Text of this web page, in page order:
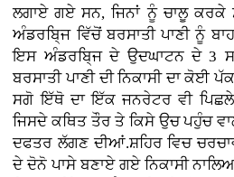
ਲਗਾਏ ਗਏ ਸਨ, ਜਿਨਾਂ ਨੂੰ ਚਾਲੂ
ਅੰਡਰਬਿ੍ਜ ਵਿੱਚੋਂ ਬਰਸਾਤੀ ਪਾਣੀ ਨੂੰ
ਇਸ ਅੰਡਰਬਿ੍ਜ ਦੇ ਉਦਘਾਟਨ ਦੇ 3
ਬਰਸਾਤੀ ਪਾਣੀ ਦੀ ਨਿਕਾਸੀ ਦਾ ਕੋਈ
ਸਗੋ ਇੱਥੋ ਦਾ ਇੱਕ ਜਨਰੇਟਰ ਵੀ
ਜਿਸਦੇ ਕਥਿਤ ਤੌਰ ਤੇ ਕਿਸੇ ਉਚ ਪਹੁੰਚ
ਦਫਤਰ ਲੱਗਣ ਦੀਆਂ.ਸ਼ਹਿਰ ਵਿਚ
ਦੇ ਦੋਨੋ ਪਾਸੇ ਬਣਾਏ ਗਏ ਨਿਕਾਸੀ